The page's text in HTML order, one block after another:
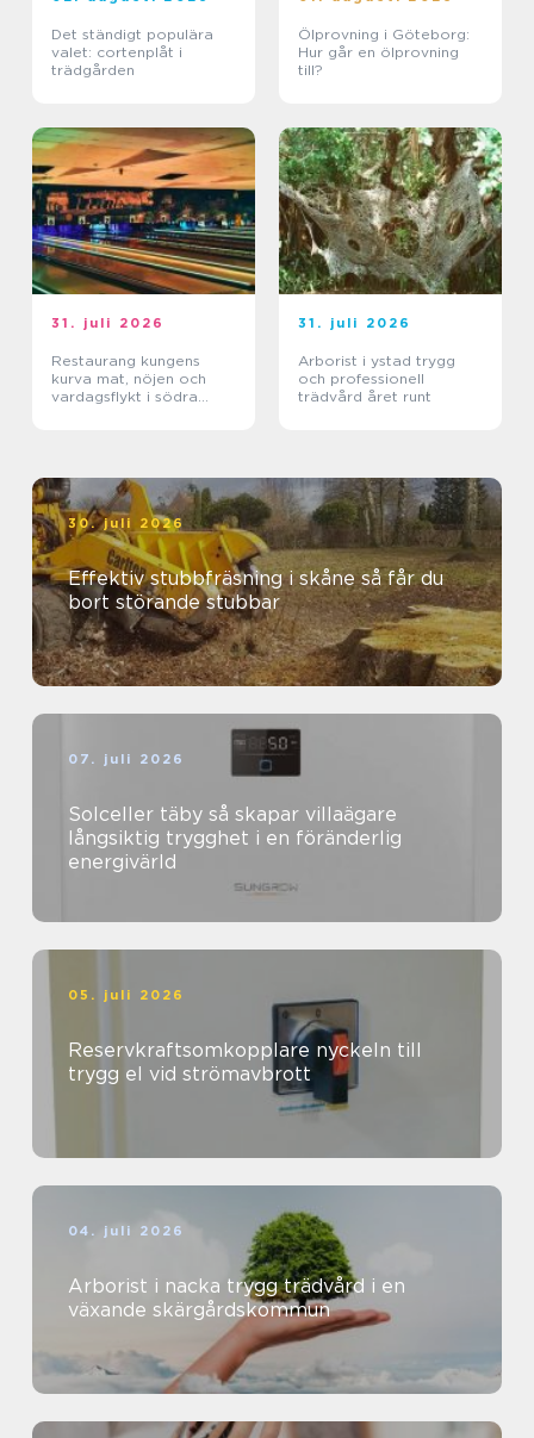
Det ständigt populära
valet: cortenplåt i
trädgården
Ölprovning i Göteborg:
Hur går en ölprovning
till?
31. juli 2026
Restaurang kungens
kurva mat, nöjen och
vardagsflykt i södra
31. juli 2026
Arborist i ystad trygg
och professionell
trädvård året runt
30. juli 2026
Effektiv stubbfräsning i skåne så får du
bort störande stubbar
07. juli 2026
Solceller täby så skapar villaägare
långsiktig trygghet i en föränderlig
energivärld
05. juli 2026
Reservkraftsomkopplare nyckeln till
trygg el vid strömavbrott
04. juli 2026
Arborist i nacka trygg trädvård i en
växande skärgårdskommun